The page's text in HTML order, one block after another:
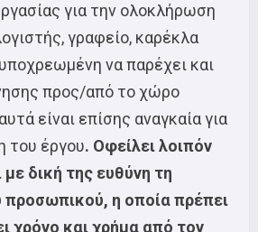
για την ολοκλήρωση
γραφείο, καρέκλα
να παρέχει και
προς/από το χώρο
είναι επίσης αναγκαία για
του έργου. Οφείλει λοιπόν
δική της ευθύνη τη
προσωπικού, η οποία πρέπει
χρόνο και χρήμα από τον